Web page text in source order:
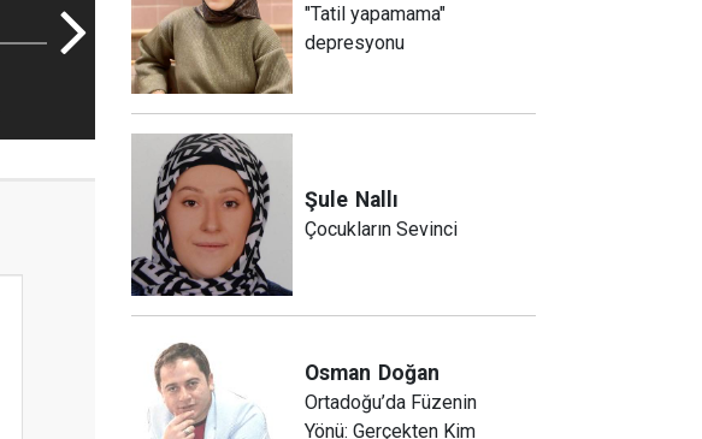
"Tatil yapamama"
depresyonu
Şule Nallı
Çocukların Sevinci
Osman Doğan
Ortadoğu’da Füzenin
Yönü: Gerçekten Kim